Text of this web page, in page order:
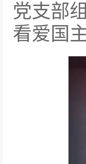
党支部
看爱国